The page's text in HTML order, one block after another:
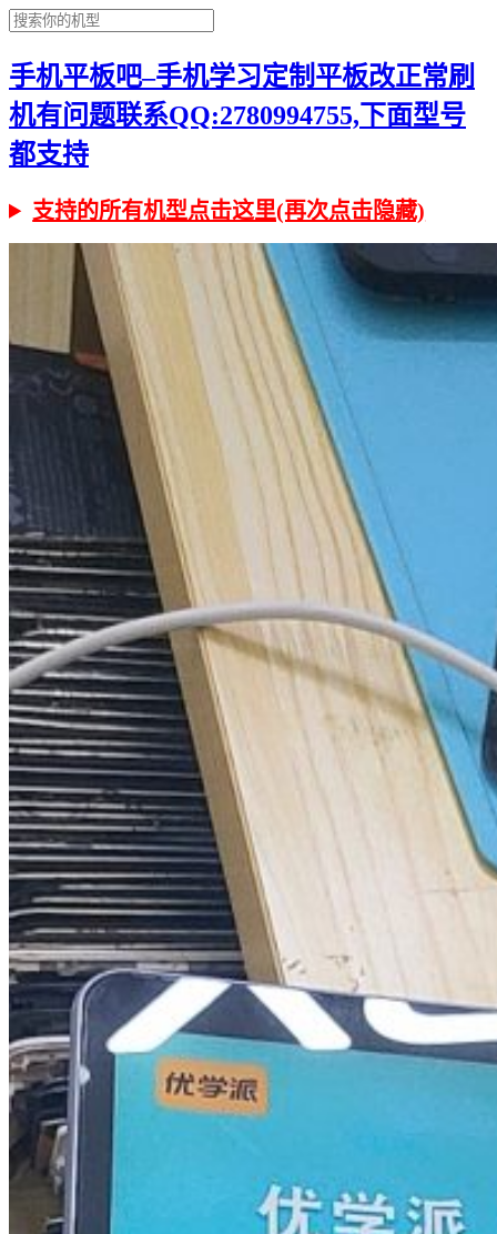
手机平板吧–手机学习定制平板改正常刷
机有问题联系QQ:2780994755,下面型号
都支持
支持的所有机型点击这里(再次点击隐藏)